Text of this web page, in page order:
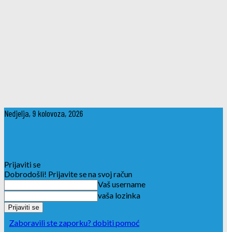
Nedjelja, 9 kolovoza, 2026
Prijaviti se
Dobrodošli! Prijavite se na svoj račun
Vaš username
vaša lozinka
Zaboravili ste zaporku? dobiti pomoć